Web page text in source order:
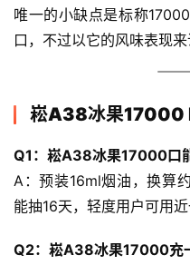
唯一的小缺点是标称
口，不过以它的风味表现
崧A38冰果17000
Q1：崧A38冰果17000口
A：预装16ml烟油，换算
能抽16天，轻度用户可用近
Q2：崧A38冰果17000充